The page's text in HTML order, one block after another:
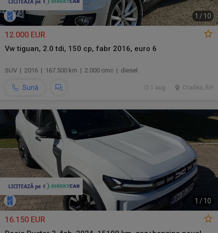
1 /10
12.000 EUR
Vw tiguan, 2.0 tdi, 150 cp, fabr 2016, euro 6
SUV | 2016 | 167.500 km | 2.000 cmc | diesel
Sună Oradea, BH
1 aug.
1 / 10
16.150 EUR